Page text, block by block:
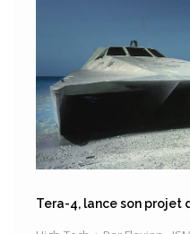
Tera-4, lance son projet